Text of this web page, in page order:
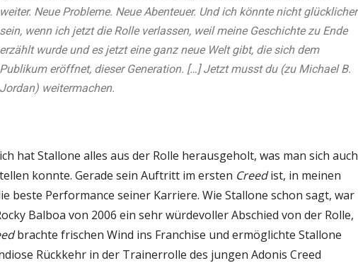
weiter. Neue Probleme. Neue Abenteuer. Und ich könnte nicht glücklicher
sein, wenn ich jetzt die Rolle verlassen, weil meine Geschichte zu Ende
erzählt wurde und es jetzt eine ganz neue Welt gibt, die sich dem
Publikum eröffnet, dieser Generation. […] Jetzt musst du (zu Michael B.
Jordan) weitermachen.
hat Stallone alles aus der Rolle herausgeholt, was man sich auch
konnte. Gerade sein Auftritt im ersten Creedist, in meinen
beste Performance seiner Karriere. Wie Stallone schon sagt, war
Balboa von 2006 ein sehr würdevoller Abschied von der Rolle,
brachte frischen Wind ins Franchise und ermöglichte Stallone
Rückkehr in der Trainerrolle des jungen Adonis Creed